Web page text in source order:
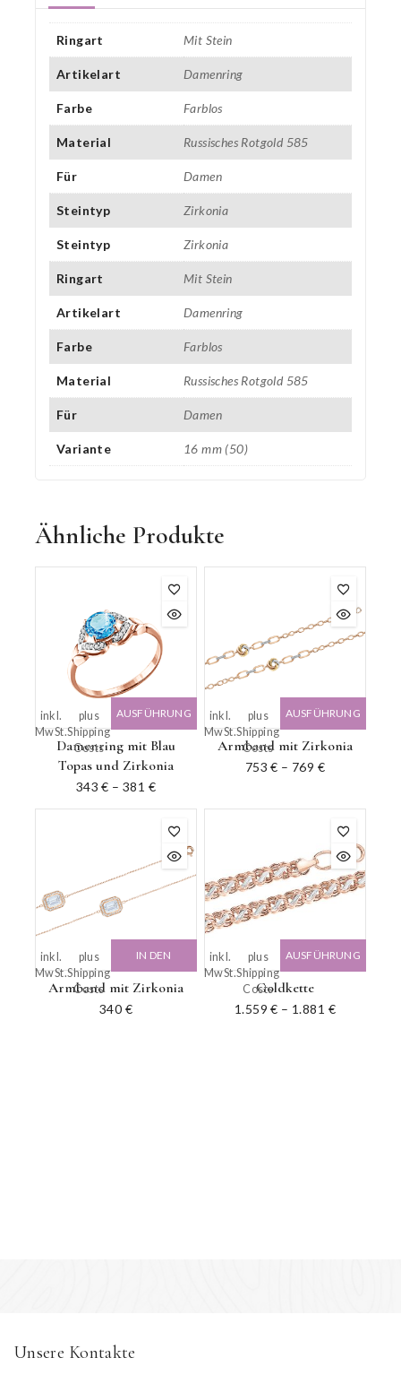
Ringart Mit Stein
Artikelart Damenring
Farbe Farblos
Material Russisches Rotgold 585
Für Damen
Steintyp Zirkonia
Steintyp Zirkonia
Ringart Mit Stein
Artikelart Damenring
Farbe Farblos
Material Russisches Rotgold 585
Für Damen
Variante 16 mm (50)
Ähnliche Produkte
Damenring mit Blau
Topas und Zirkonia
343€ –381 €
inkl.
MwSt.
plus
Shipping
Costs
AUSFÜHRUNG
Armband mit Zirkonia
753€ – 769 €
inkl.
MwSt.
plus
Shipping
Costs
AUSFÜHRUNG
Armband mit Zirkonia
340 €
inkl.
MwSt.
plus
Shipping
Costs
IN DEN
Goldkette
1.559€ – 1.881 €
inkl.
MwSt.
plus
Shipping
Costs
AUSFÜHRUNG
Unsere Kontakte